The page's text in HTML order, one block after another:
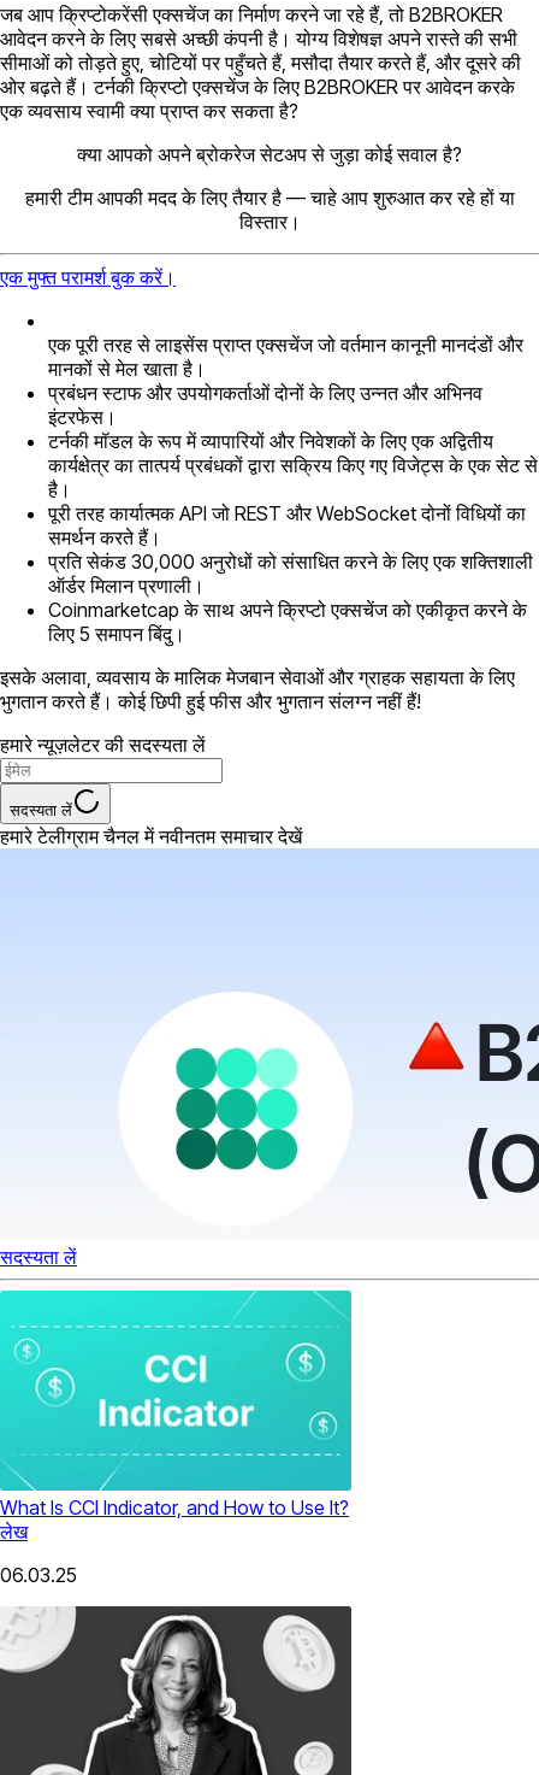
जब आप क्रिप्टोकरेंसी एक्सचेंज का निर्माण करने जा रहे हैं, तो B2BROKER
आवेदन करने के लिए सबसे अच्छी कंपनी है। योग्य विशेषज्ञ अपने रास्ते की सभी
सीमाओं को तोड़ते हुए, चोटियों पर पहुँचते हैं, मसौदा तैयार करते हैं, और दूसरे की
ओर बढ़ते हैं। टर्नकी क्रिप्टो एक्सचेंज के लिए B2BROKER पर आवेदन करके
एक व्यवसाय स्वामी क्या प्राप्त कर सकता है?
क्या आपको अपने ब्रोकरेज सेटअप से जुड़ा कोई सवाल है?
हमारी टीम आपकी मदद के लिए तैयार है — चाहे आप शुरुआत कर रहे हों या
विस्तार।
एक मुफ्त परामर्श बुक करें।
एक पूरी तरह से लाइसेंस प्राप्त एक्सचेंज जो वर्तमान कानूनी मानदंडों और
मानकों से मेल खाता है।
प्रबंधन स्टाफ और उपयोगकर्ताओं दोनों के लिए उन्नत और अभिनव
इंटरफेस।
टर्नकी मॉडल के रूप में व्यापारियों और निवेशकों के लिए एक अद्वितीय
कार्यक्षेत्र का तात्पर्य प्रबंधकों द्वारा सक्रिय किए गए विजेट्स के एक सेट से
है।
पूरी तरह कार्यात्मक API जो REST और WebSocket दोनों विधियों का
समर्थन करते हैं।
प्रति सेकंड 30,000 अनुरोधों को संसाधित करने के लिए एक शक्तिशाली
ऑर्डर मिलान प्रणाली।
Coinmarketcap के साथ अपने क्रिप्टो एक्सचेंज को एकीकृत करने के
लिए 5 समापन बिंदु।
इसके अलावा, व्यवसाय के मालिक मेजबान सेवाओं और ग्राहक सहायता के लिए
भुगतान करते हैं। कोई छिपी हुई फीस और भुगतान संलग्न नहीं हैं!
हमारे न्यूज़लेटर की सदस्यता लें
सदस्यता लें
हमारे टेलीग्राम चैनल में नवीनतम समाचार देखें
सदस्यता लें
What Is CCI Indicator, and How to Use It?
लेख
06.03.25